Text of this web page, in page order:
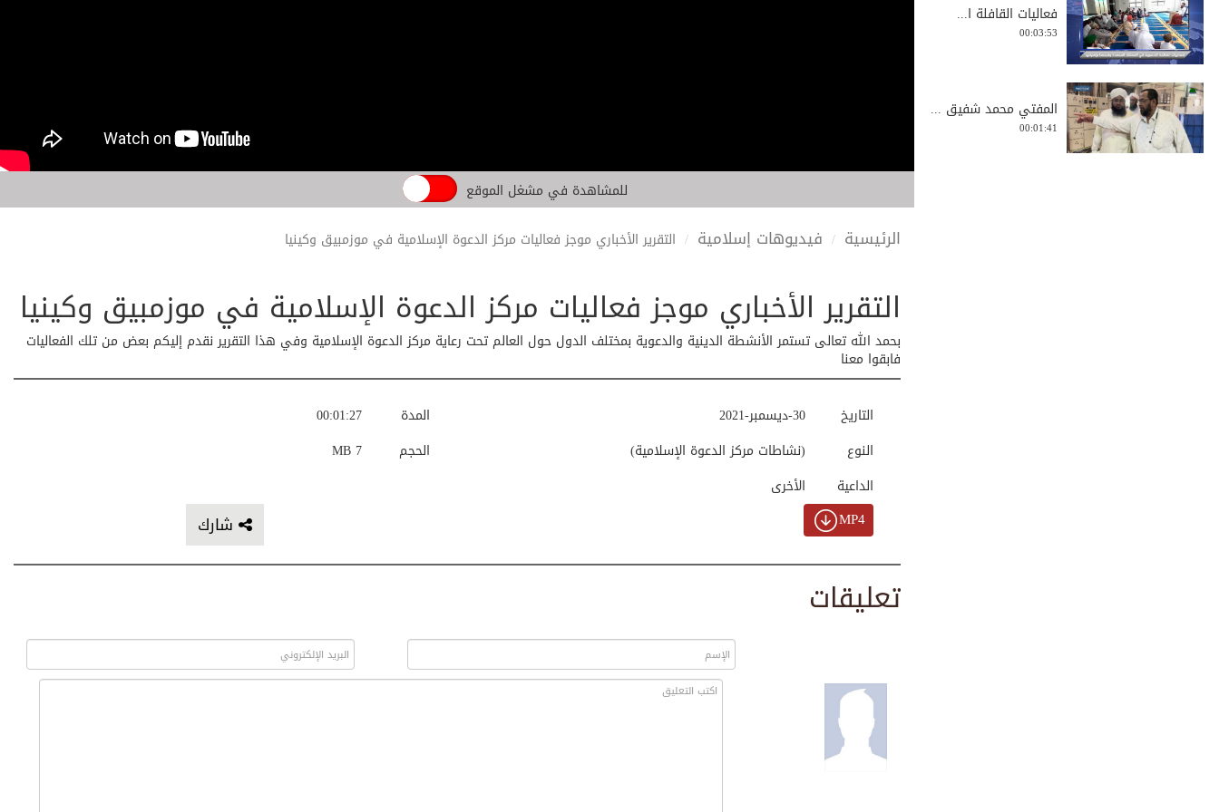
للمشاهدة في مشغل الموقع
الرئيسية فيديوهات إسلامية التقرير الأخباري موجز فعاليات مركز الدعوة الإسلامية في موزمبيق وكينيا
التقرير الأخباري موجز فعاليات مركز الدعوة الإسلامية في موزمبيق وكينيا
بحمد الله تعالى تستمر الأنشطة الدينية والدعوية بمختلف الدول حول العالم تحت رعاية مركز الدعوة الإسلامية وفي هذا التقرير نقدم إليكم بعض من تلك الفعاليات
فابقوا معنا
00:01:27
المدة
7 MB
الحجم
30-ديسمبر-2021
التاريخ
(نشاطات مركز الدعوة الإسلامية)
النوع
الأخرى
الداعية
شارك MP4
تعليقات
فعاليات القافلة ا...
00:03:53
المفتي محمد شفيق ...
00:01:41